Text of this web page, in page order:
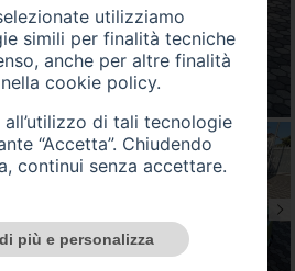
utilizziamo
simili per finalità tecniche
anche per altre finalità
cookie policy.
di tali tecnologie
“Accetta”. Chiudendo
continui senza accettare.
più e personalizza